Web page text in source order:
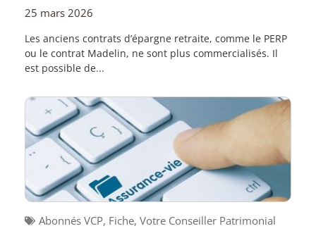
25 mars 2026
Les anciens contrats d’épargne retraite, comme le PERP
ou le contrat Madelin, ne sont plus commercialisés. Il
est possible de...
Abonnés VCP, Fiche, Votre Conseiller Patrimonial